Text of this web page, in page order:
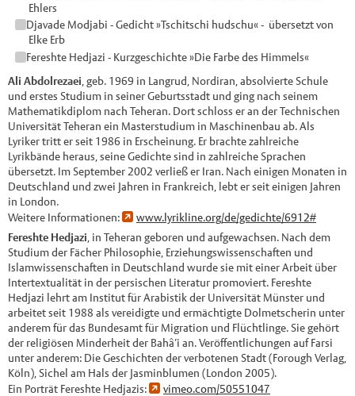
Ehlers
Djavade Modjabi - Gedicht »Tschitschi hudschu« - übersetzt von
Elke Erb
Fereshte Hedjazi - Kurzgeschichte »Die Farbe des Himmels«
Ali Abdolrezaei, geb. 1969 in Langrud, Nordiran, absolvierte Schule
und erstes Studium in seiner Geburtsstadt und ging nach seinem
Mathematikdiplom nach Teheran. Dort schloss er an der Technischen
Universität Teheran ein Masterstudium in Maschinenbau ab. Als
Lyriker tritt er seit 1986 in Erscheinung. Er brachte zahlreiche
Lyrikbände heraus, seine Gedichte sind in zahlreiche Sprachen
übersetzt. Im September 2002 verließ er Iran. Nach einigen Monaten in
Deutschland und zwei Jahren in Frankreich, lebt er seit einigen Jahren
in London.
Weitere Informationen:
www.lyrikline.org/de/gedichte/6912#
Fereshte Hedjazi , in Teheran geboren und aufgewachsen. Nach dem
Studium der Fächer Philosophie, Erziehungswissenschaften und
Islamwissenschaften in Deutschland wurde sie mit einer Arbeit über
Intertextualität in der persischen Literatur promoviert. Fereshte
Hedjazi lehrt am Institut für Arabistik der Universität Münster und
arbeitet seit 1988 als vereidigte und ermächtigte Dolmetscherin unter
anderem für das Bundesamt für Migration und Flüchtlinge. Sie gehört
der religiösen Minderheit der Bahâ’i an. Veröffentlichungen auf Farsi
unter anderem: Die Geschichten der verbotenen Stadt (Forough Verlag,
Köln), Sichel am Hals der Jasminblumen (London 2005).
Ein Porträt Fereshte Hedjazis:
vimeo.com/50551047